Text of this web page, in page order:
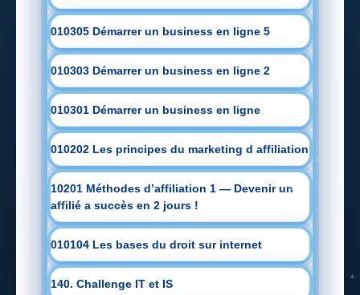
010305 Démarrer un business en ligne 5
010303 Démarrer un business en ligne 2
010301 Démarrer un business en ligne
010202 Les principes du marketing d affiliation
10201 Méthodes d’affiliation 1 — Devenir un
affilié a succès en 2 jours !
010104 Les bases du droit sur internet
140. Challenge IT et IS